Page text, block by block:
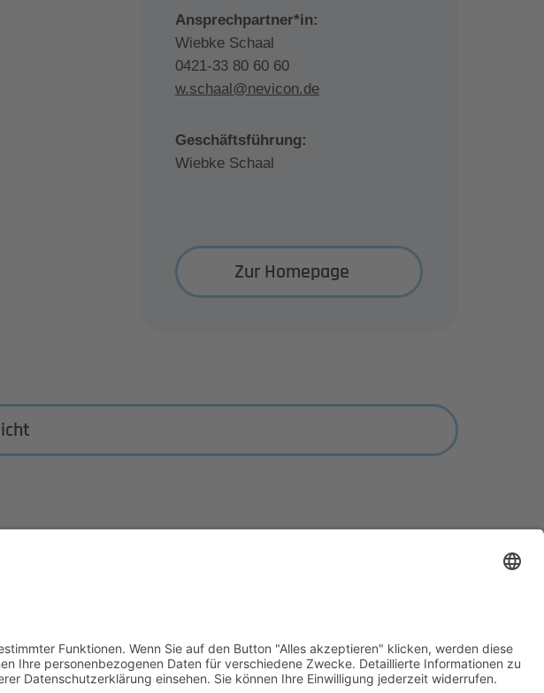
Ansprechpartner*in:
Wiebke Schaal
0421-33 80 60 60
w.schaal@nevicon.de
Geschäftsführung:
Wiebke Schaal
Zur Homepage